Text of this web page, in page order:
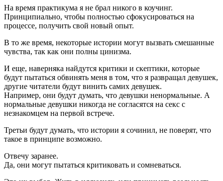
На время практикума я не брал никого в коучинг.
Принципиально, чтобы полностью сфокусироваться на
процессе, получить свой новый опыт.
В то же время, некоторые истории могут вызвать смешанные
чувства, так как они полны цинизма.
И еще, наверняка найдутся критики и скептики, которые
будут пытаться обвинять меня в том, что я развращал девушек,
другие читатели будут винить самих девушек.
Например, они будут думать, что девушки ненормальные. А
нормальные девушки никогда не согласятся на секс с
незнакомцем на первой встрече.
Третьи будут думать, что истории я сочинил, не поверят, что
такое в принципе возможно.
Отвечу заранее.
Да, они могут пытаться критиковать и сомневаться.